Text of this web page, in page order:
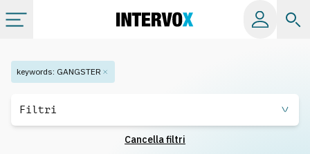
Categorie
keywords: GANGSTER
Filtri
Cancella filtri